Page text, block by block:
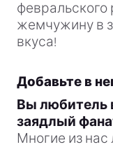
жемчужину в
вкуса!
Добавьте в
Вы любитель
заядлый
Многие из нас